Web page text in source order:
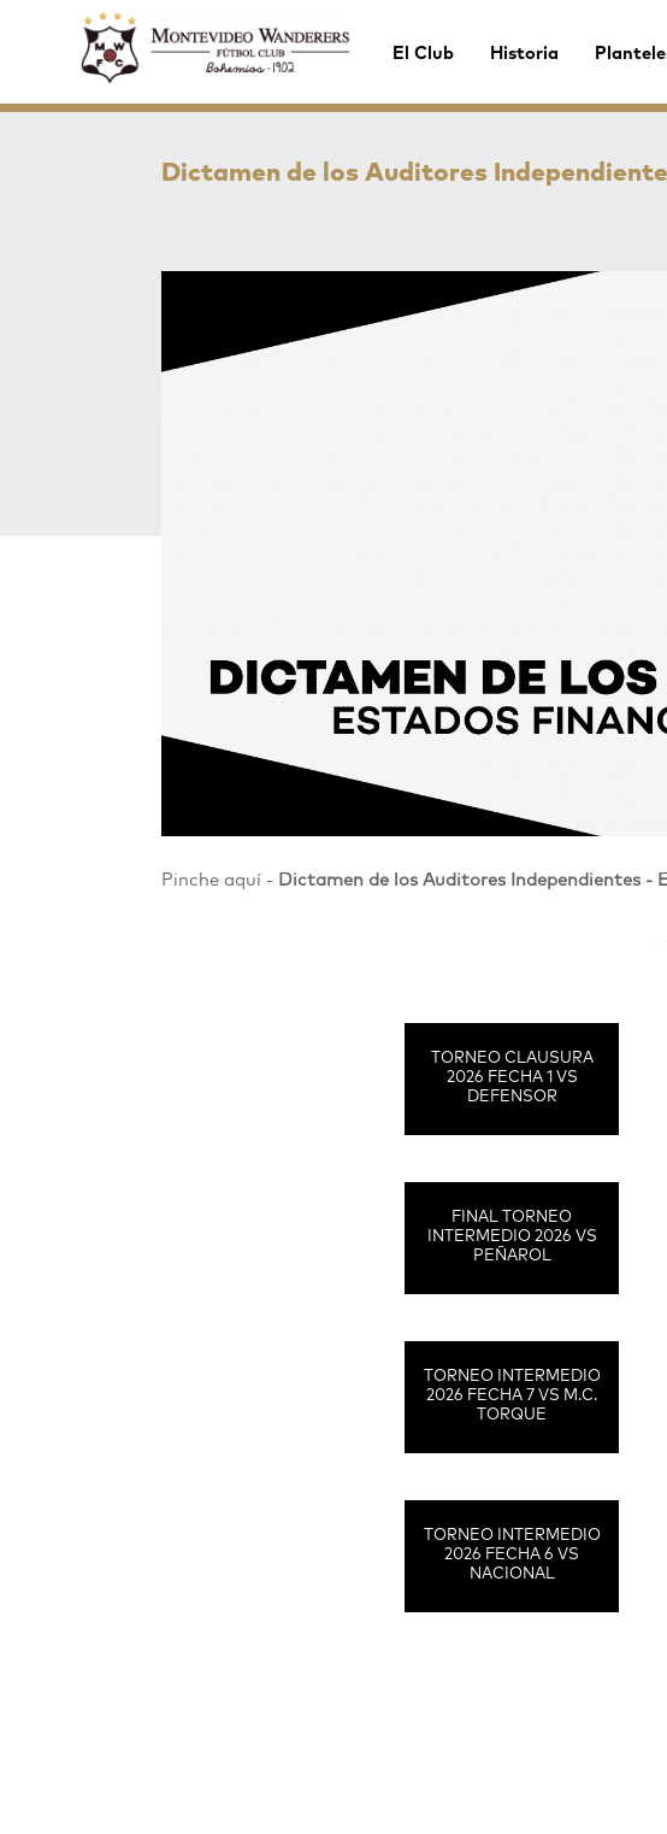
El Club Historia
Dictamen de los Auditores
Pinche aquí - Dictamen de los Auditores Independientes -
TORNEO CLAUSURA
2026 FECHA 1 VS
DEFENSOR
FINAL TORNEO
INTERMEDIO 2026 VS
PEÑAROL
TORNEO INTERMEDIO
2026 FECHA 7 VS M.C.
TORQUE
TORNEO INTERMEDIO
2026 FECHA 6 VS
NACIONAL